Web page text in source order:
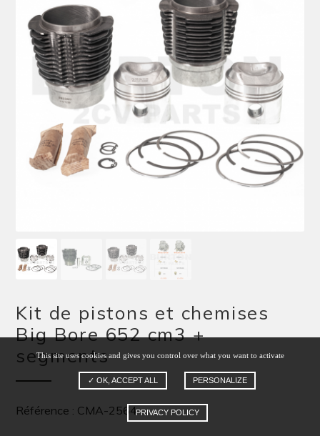
Kit de pistons et chemises
Big Bore 652 cm3 +
segments
Référence : CMA-2564
This site uses cookies and gives you control over what you want to activate
✓ OK, ACCEPT ALL PERSONALIZE
PRIVACY POLICY